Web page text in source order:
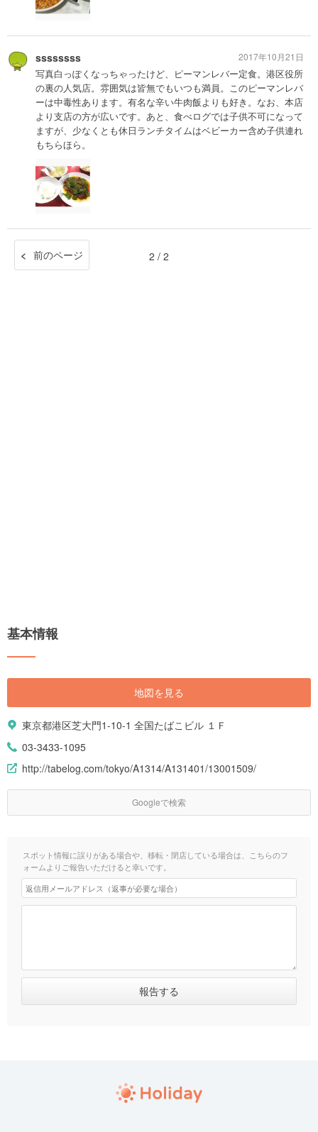
ssssssss
写真白っぽくなっちゃったけど、ピーマンレバー定食。港区役所
の裏の人気店。雰囲気は皆無でもいつも満員。このピーマンレバ
ーは中毒性あります。有名な辛い牛肉飯よりも好き。なお、本店
より支店の方が広いです。あと、食べログでは子供不可になって
ますが、少なくとも休日ランチタイムはベビーカー含め子供連れ
もちらほら。
2017年10月21日
前のページ 2 / 2
基本情報
地図を見る
東京都港区芝大門1-10-1 全国たばこビル １Ｆ
03-3433-1095
http://tabelog.com/tokyo/A1314/A131401/13001509/
Googleで検索
スポット情報に誤りがある場合や、移転・閉店している場合は、こちらのフ
ォームよりご報告いただけると幸いです。